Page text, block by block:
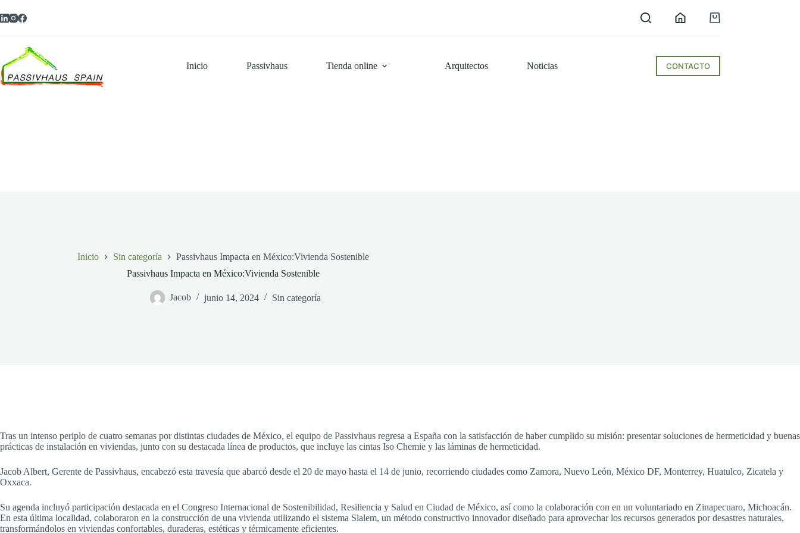
al
contenido
Carro
Inicio Passivhaus Tienda online Arquitectos Noticias CONTACTO
Inicio Sin categoría
Passivhaus Impacta en México:Vivienda Sostenible
Passivhaus Impacta en México:Vivienda Sostenible
Jacob junio 14, 2024 Sin categoría
Tras un intenso periplo de cuatro semanas por distintas ciudades de México, el equipo de Passivhaus regresa a España con la satisfacción de haber cumplido su misión: presentar soluciones de hermeticidad y buenas
prácticas de instalación en viviendas, junto con su destacada línea de productos, que incluye las cintas Iso Chemie y las láminas de hermeticidad.
Jacob Albert, Gerente de Passivhaus, encabezó esta travesía que abarcó desde el 20 de mayo hasta el 14 de junio, recorriendo ciudades como Zamora, Nuevo León, México DF, Monterrey, Huatulco, Zicatela y
Oxxaca.
Su agenda incluyó participación destacada en el Congreso Internacional de Sostenibilidad, Resiliencia y Salud en Ciudad de México, así como la colaboración con en un voluntariado en Zinapecuaro, Michoacán.
En esta última localidad, colaboraron en la construcción de una vivienda utilizando el sistema Slalem, un método constructivo innovador diseñado para aprovechar los recursos generados por desastres naturales,
transformándolos en viviendas confortables, duraderas, estéticas y térmicamente eficientes.